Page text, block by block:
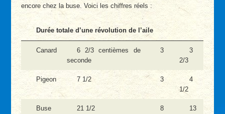
encore chez la buse. Voici les chiffres réels :
Durée totale d’une révolution de l’aile
Canard
6 2/3 centièmes de
seconde
3
3
2/3
Pigeon 7 1/2 3
4
1/2
Buse 21 1/2
8
13